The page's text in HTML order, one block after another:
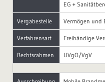
EG +
Vergabestelle Vermögen und
Verfahrensart Freihändige
Rechtsrahmen UVgO/VgV